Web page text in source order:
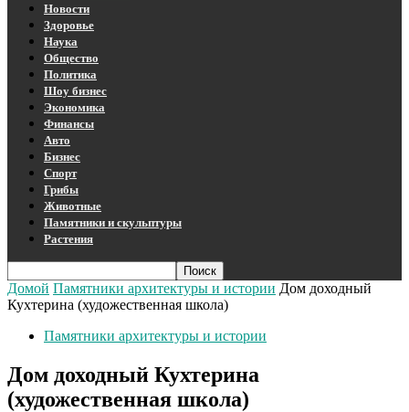
Новости
Здоровье
Наука
Общество
Политика
Шоу бизнес
Экономика
Финансы
Авто
Бизнес
Спорт
Грибы
Животные
Памятники и скульптуры
Растения
Домой Памятники архитектуры и истории Дом доходный
Кухтерина (художественная школа)
Памятники архитектуры и истории
Дом доходный Кухтерина
(художественная школа)